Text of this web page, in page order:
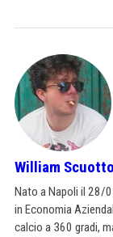
William Scuotto
Nato a Napoli il 28/
in Economia
calcio a 360 gradi,